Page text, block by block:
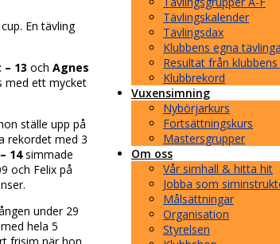
Tävlingskalender
Tävlingsdax
Klubbens egna
Resultat från
Klubbrekord
Vuxensimning
Nybörjarkurs
Fortsättningskurs
Mastersgrupper
Om oss
Vår simhall & hitta hit
Jobba som
Målsättningar
Organisation
Styrelsen
En tävling
13 och Agnes
med ett mycket
ställe upp på
rekordet med 3
14simmade
och Felix på
under 29
hela 5